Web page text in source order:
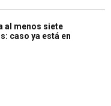
al menos siete
caso ya está en